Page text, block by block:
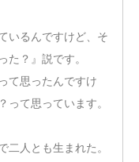
いるんですけど、そ
た？』説です。
て思ったんですけ
って思っています。
二人とも生まれた。